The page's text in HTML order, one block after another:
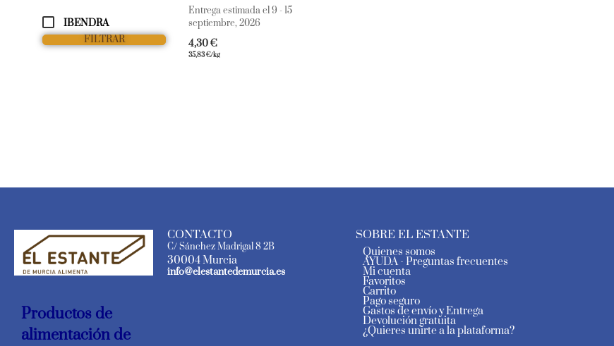
IBENDRA
FILTRAR
Entrega estimada el 9 - 15
septiembre, 2026
4,30€
35,83€/kg
Productos de
alimentación de
CONTACTO
C/ Sánchez Madrigal 8 2B
30004 Murcia
info@elestantedemurcia.es
SOBRE EL ESTANTE
Quienes somos
AYUDA - Preguntas frecuentes
Mi cuenta
Favoritos
Carrito
Pago seguro
Gastos de envío y Entrega
Devolución gratuita
¿Quieres unirte a la plataforma?